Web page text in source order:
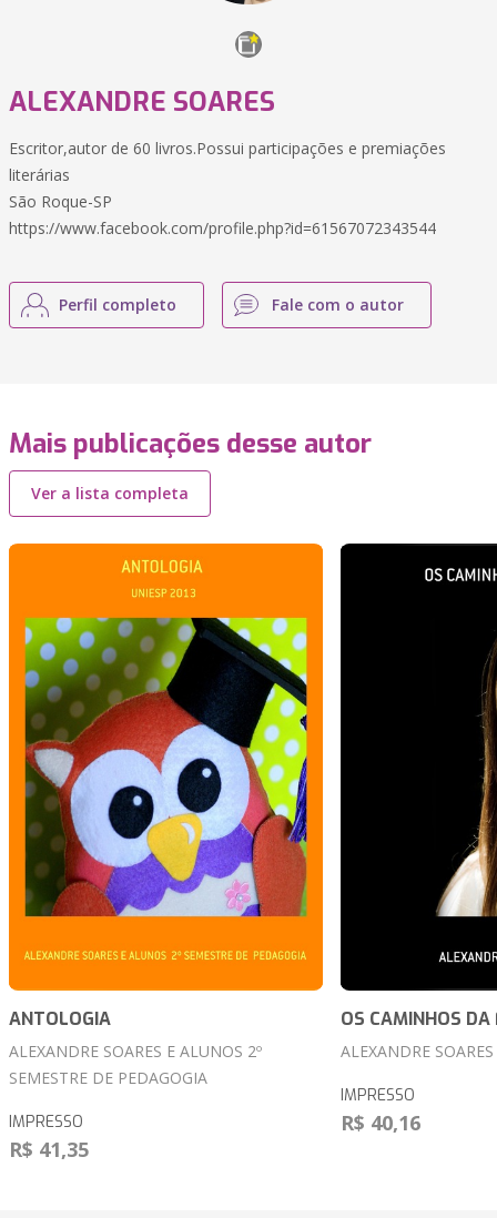
ALEXANDRE SOARES
Escritor,autor de 60 livros.Possui participações e premiações
literárias
São Roque-SP
https://www.facebook.com/profile.php?id=61567072343544
Perfil completo Fale com o autor
Mais publicações desse autor
Ver a lista completa
ANTOLOGIA
ALEXANDRE SOARES E ALUNOS 2º
SEMESTRE DE PEDAGOGIA
IMPRESSO
R$ 41,35
OS CAMINHOS DA
ALEXANDRE SOARES
IMPRESSO
R$ 40,16